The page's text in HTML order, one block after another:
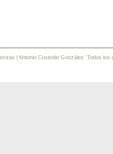
| Antonio Custodio González. Todos